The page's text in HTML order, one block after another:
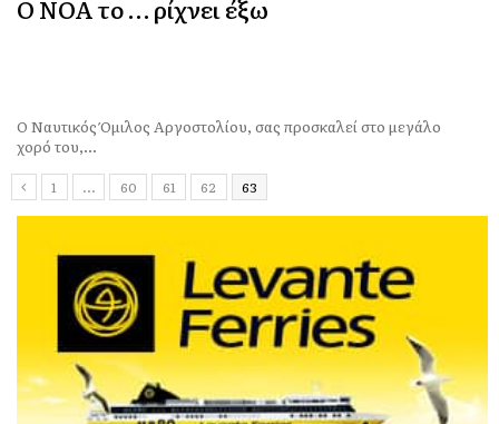
Ο ΝΟΑ το … ρίχνει έξω
Ο Ναυτικός Όμιλος Αργοστολίου, σας προσκαλεί στο μεγάλο
χορό του,...
1 … 60 61 62 63